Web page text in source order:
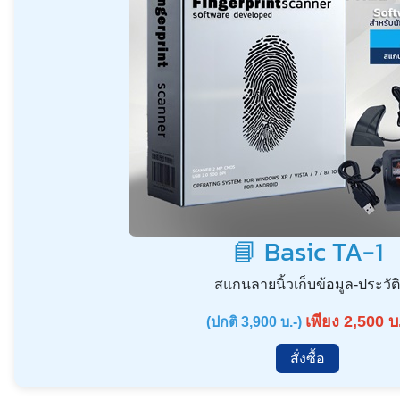
📘 Basic TA-1
สแกนลายนิ้วเก็บข้อมูล-ประวัติ
(ปกติ 3,900 บ.-) เพียง 2,500
สั่งซื้อ